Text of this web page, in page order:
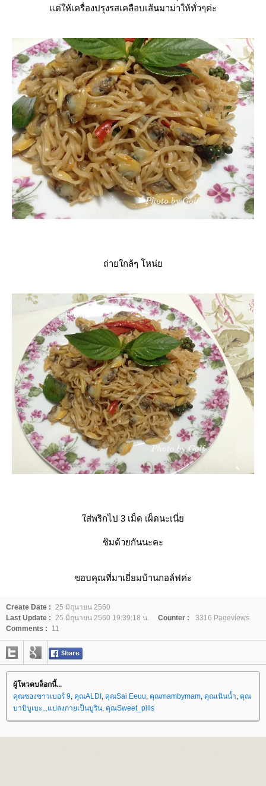
ต่ให้เครื่องปรุงรสเคลือบเส้นมาม่าให้ทั่วๆค่ะ
ถ่ายใกล้ๆ โหน่
ส่พริกไป 3 เม็ด เผ็ดนะเนี่
ชิมด้วยกันนะคะ
ขอบคุณที่มาเยี่ยมบ้านกอล์ฟค่ะ
Create Date : 25 มิถุนายน 2560
Last Update : 25 มิถุนายน 2560 19:39:18 น. Counter :
3316 Pageviews.
Comments :
11
ผู้โหวตบล็อกนี้...
คุณซองขาวเบอร์ 9, คุณALDI , คุณSai Eeuu, คุณmambymam, คุณเนินน้ำ, คุณ
บาบิบูเบะ...แปลงกายเป็นบูริน, คุณSweet_pills